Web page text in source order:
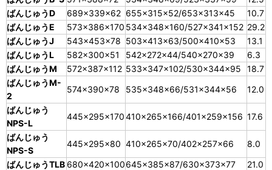
ばんじゅうD
689×339×62 655×315×52/653×313×45
10.7
ばんじゅうE
573×386×170 534×348×160/527×341×152 29.2
ばんじゅうJ
543×453×78 503×413×63/500×410×53
13.1
ばんじゅうL
582×300×51 542×272×44/540×270×39
6.3
ばんじゅうM
572×387×112 533×347×102/530×344×95
18.7
ばんじゅうM-
2
574×390×78 535×348×66/531×344×56
12.0
ばんじゅう
NPS-L
445×295×170410×265×166/401×259×156 17.6
ばんじゅう
NPS-S
445×295×80 410×265×70/402×257×66
8.0
ばんじゅうTLB 680×420×100645×385×87/630×373×77
21.0